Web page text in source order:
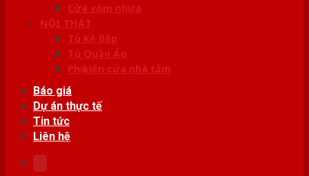
Cửa vòm nhựa
NỘI THẤT
Tủ Kệ Bếp
Tủ Quần Áo
Phụ kiện cửa nhà tắm
Báo giá
Dự án thực tế
Tin tức
Liên hệ